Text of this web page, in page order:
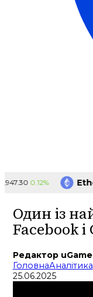
0.12%
Один із
Facebook і
Редактор uGame
ГоловнаАналітика
25.06.2025